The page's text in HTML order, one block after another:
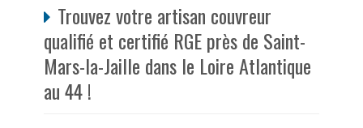
Trouvez votre artisan couvreur
qualifié et certifié RGE près de Saint-
Mars-la-Jaille dans le Loire Atlantique
au 44 !